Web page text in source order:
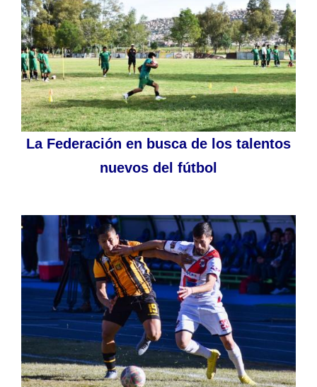
La Federación en busca de los talentos
nuevos del fútbol